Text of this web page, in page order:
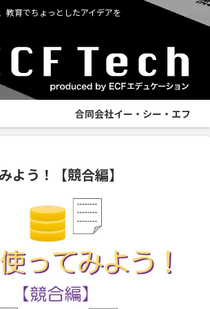
教育でちょっとしたアイデアを
合同会社イー・シー・エフ
よう！【競合編】